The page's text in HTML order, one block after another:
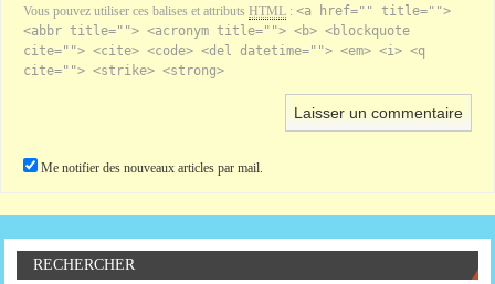
Vous pouvez utiliser ces balises et attributs HTML : <a href="" title="">
<abbr title=""> <acronym title=""> <b> <blockquote
cite=""> <cite> <code> <del datetime=""> <em> <i> <q
cite=""> <strike> <strong>
Me notifier des nouveaux articles par mail.
RECHERCHER